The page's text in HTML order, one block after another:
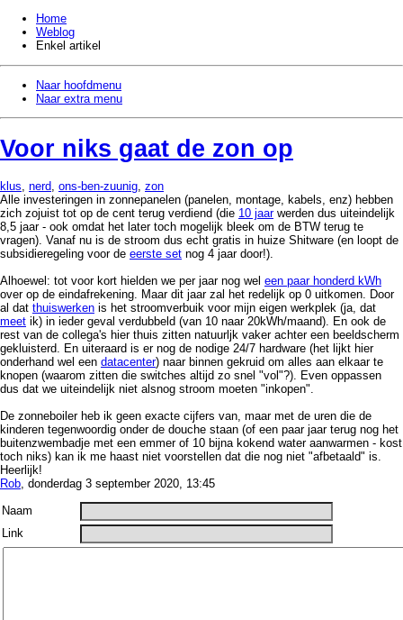
Home
Weblog
Enkel artikel
Naar hoofdmenu
Naar extra menu
Voor niks gaat de zon op
klus, nerd, ons-ben-zuunig, zon
Alle investeringen in zonnepanelen (panelen, montage, kabels, enz) hebben
zich zojuist tot op de cent terug verdiend (die 10 jaarwerden dus uiteindelijk
8,5 jaar - ook omdat het later toch mogelijk bleek om de BTW terug te
vragen). Vanaf nu is de stroom dus echt gratis in huize Shitware (en loopt de
subsidieregeling voor de eerste set nog 4 jaar door!).
Alhoewel: tot voor kort hielden we per jaar nog wel een paar honderd kWh
over op de eindafrekening. Maar dit jaar zal het redelijk op 0 uitkomen. Door
al dat thuiswerken is het stroomverbuik voor mijn eigen werkplek (ja, dat
meet ik) in ieder geval verdubbeld (van 10 naar 20kWh/maand). En ook de
rest van de collega's hier thuis zitten natuurljk vaker achter een beeldscherm
gekluisterd. En uiteraard is er nog de nodige 24/7 hardware (het lijkt hier
onderhand wel een datacenter) naar binnen gekruid om alles aan elkaar te
knopen (waarom zitten die switches altijd zo snel "vol"?). Even oppassen
dus dat we uiteindelijk niet alsnog stroom moeten "inkopen".
De zonneboiler heb ik geen exacte cijfers van, maar met de uren die de
kinderen tegenwoordig onder de douche staan (of een paar jaar terug nog het
buitenzwembadje met een emmer of 10 bijna kokend water aanwarmen - kost
toch niks) kan ik me haast niet voorstellen dat die nog niet "afbetaald" is.
Heerlijk!
Rob, donderdag 3 september 2020, 13:45
Naam
Link